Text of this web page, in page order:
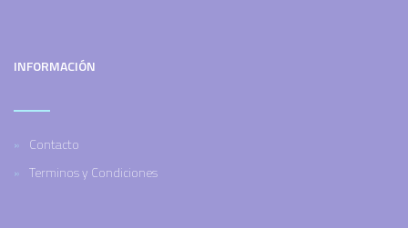
INFORMACIÓN
Contacto
Terminos y Condiciones